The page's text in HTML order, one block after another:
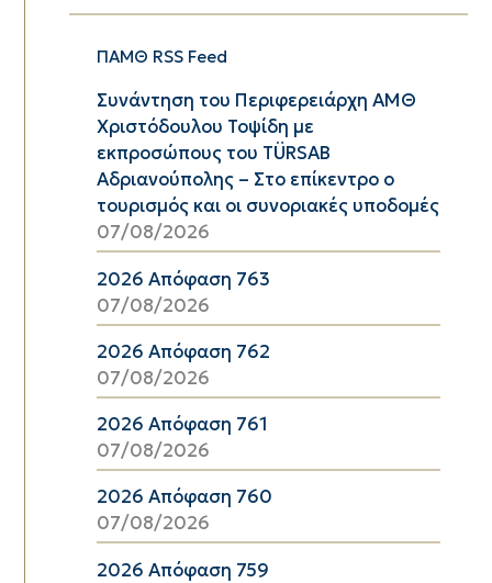
ΠΑΜΘ RSS Feed
Συνάντηση του Περιφερειάρχη ΑΜΘ
Χριστόδουλου Τοψίδη με
εκπροσώπους του TÜRSAB
Αδριανούπολης – Στο επίκεντρο ο
τουρισμός και οι συνοριακές υποδομές
07/08/2026
2026 Απόφαση 763
07/08/2026
2026 Απόφαση 762
07/08/2026
2026 Απόφαση 761
07/08/2026
2026 Απόφαση 760
07/08/2026
2026 Απόφαση 759